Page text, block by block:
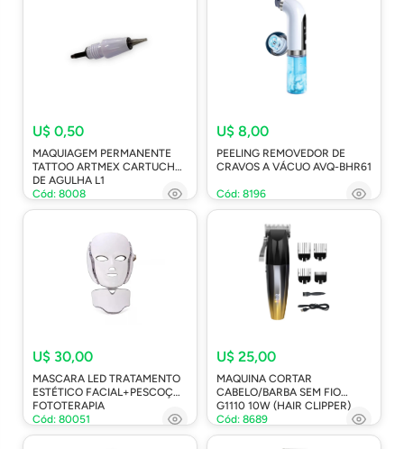
U$ 0,50
MAQUIAGEM PERMANENTE
TATTOO ARTMEX CARTUCHO
DE AGULHA L1
Cód: 8008
U$ 8,00
PEELING REMOVEDOR DE
CRAVOS A VÁCUO AVQ-BHR61
Cód: 8196
U$ 30,00
MASCARA LED TRATAMENTO
ESTÉTICO FACIAL+PESCOÇO
FOTOTERAPIA
Cód: 80051
U$ 25,00
MAQUINA CORTAR
CABELO/BARBA SEM FIO
G1110 10W (HAIR CLIPPER)
Cód: 8689